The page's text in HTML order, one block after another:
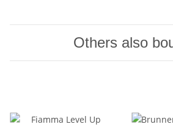
Others also